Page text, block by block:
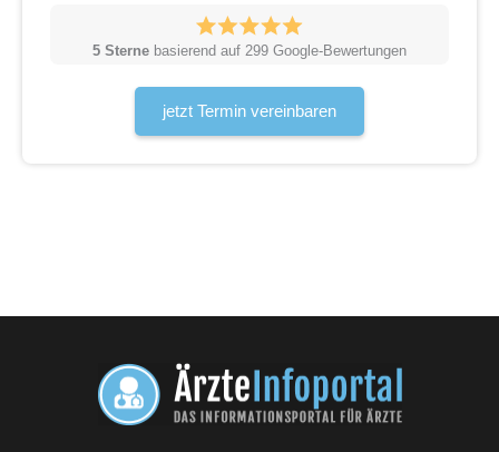
5 Sterne basierend auf 299 Google-Bewertungen
jetzt Termin vereinbaren